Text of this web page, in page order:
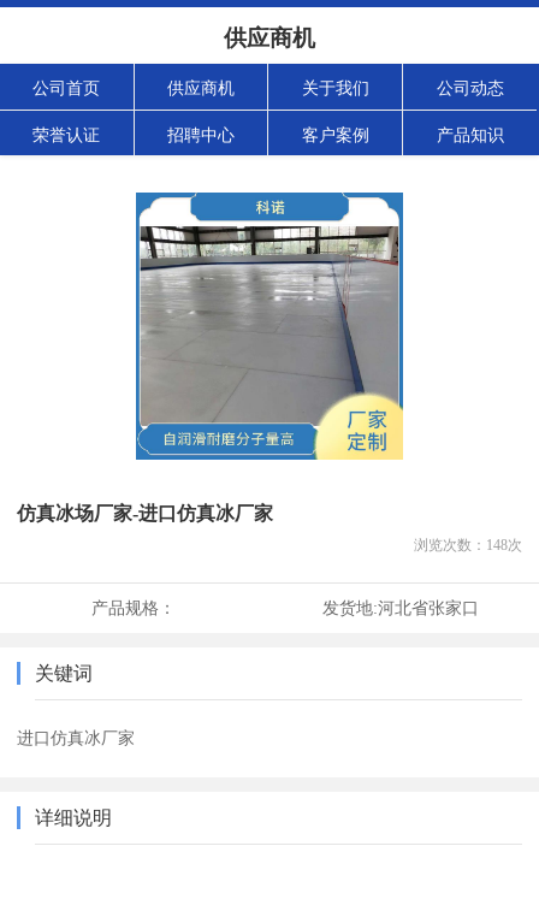
供应商机
公司首页 供应商机 关于我们 公司动态
荣誉认证 招聘中心 客户案例 产品知识
仿真冰场厂家-进口仿真冰厂家
浏览次数： 148次
产品规格： 发货地:河北省张家口
关键词
进口仿真冰厂家
详细说明